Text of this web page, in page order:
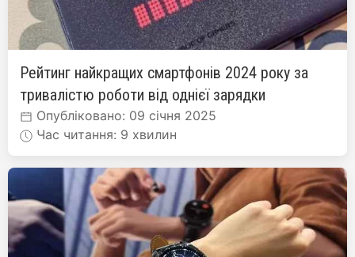
Рейтинг найкращих смартфонів 2024 року за
тривалістю роботи від однієї зарядки
Опубліковано: 09 січня 2025
Час читання: 9 хвилин